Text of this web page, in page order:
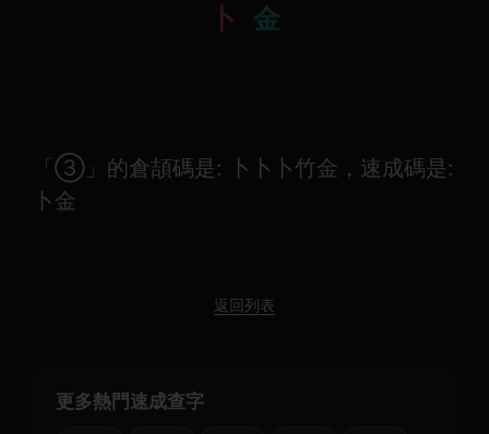
卜 金
「③」的倉頡碼是: 卜卜卜竹金，速成碼是:
卜金
返回列表
更多熱門速成查字